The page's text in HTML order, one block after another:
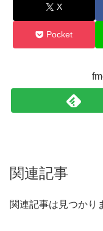
X
Pocket
関連記事
関連記事は見つかり